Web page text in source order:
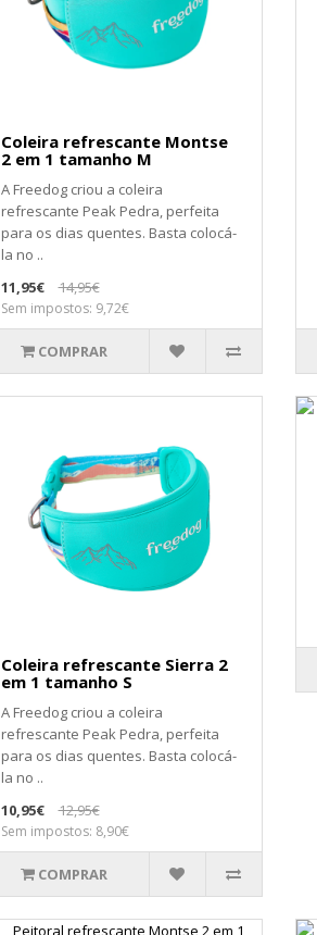
Coleira refrescante Montse
2 em 1 tamanho M
A Freedog criou a coleira
refrescante Peak Pedra, perfeita
para os dias quentes. Basta colocá-
la no ..
11,95€
14,95€
Sem impostos: 9,72€
COMPRAR
Coleira refrescante Sierra 2
em 1 tamanho S
A Freedog criou a coleira
refrescante Peak Pedra, perfeita
para os dias quentes. Basta colocá-
la no ..
10,95€
12,95€
Sem impostos: 8,90€
COMPRAR